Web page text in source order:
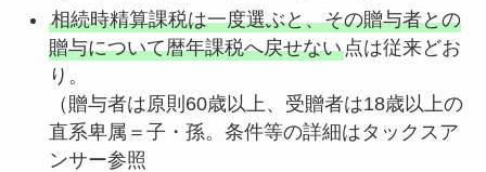
相続時精算課税は一度選ぶと、その贈与者との
贈与について暦年課税へ戻せない点は従来どお
り。
（贈与者は原則60歳以上、受贈者は18歳以上の
直系卑属＝子・孫。条件等の詳細はタックスア
ンサー参照